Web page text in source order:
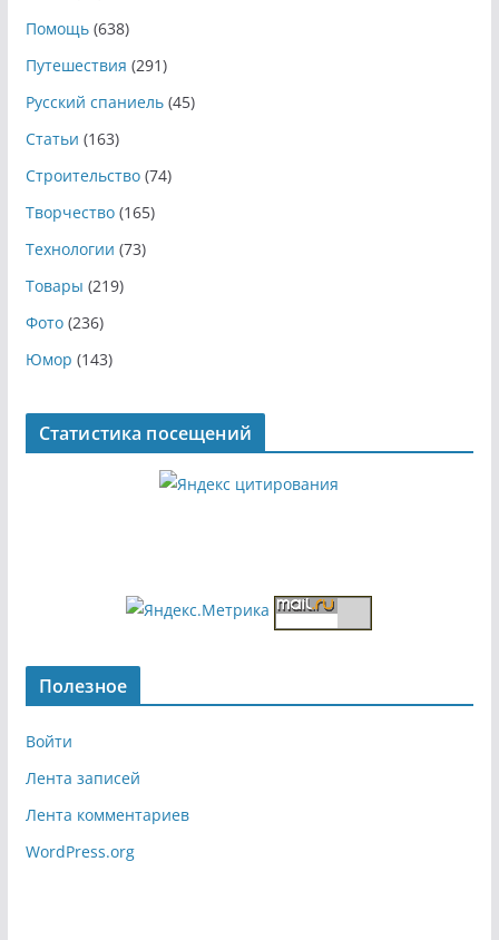
Помощь(638)
Путешествия (291)
Русский спаниель(45)
Статьи (163)
Строительство(74)
Творчество(165)
Технологии (73)
Товары (219)
Фото(236)
Юмор (143)
Статистика посещений
Полезное
Войти
Лента записей
Лента комментариев
WordPress.org